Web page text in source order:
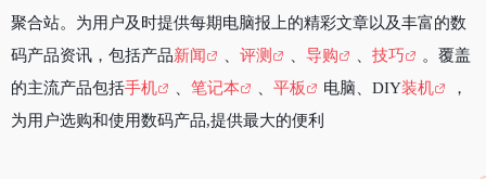
聚合站。为用户及时提供每期电脑报上的精彩文章以及丰富的数
码产品资讯，包括产品新闻 评测 导购 技巧
。覆盖
的主流产品包括手机 笔记本 平板 电脑、DIY装机
，
为用户选购和使用数码产品,提供最大的便利